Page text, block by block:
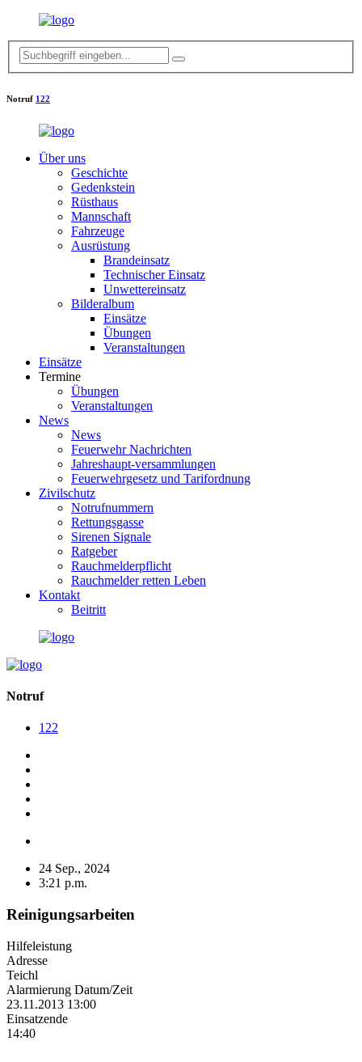
Notruf 122
Über uns
Geschichte
Gedenkstein
Rüsthaus
Mannschaft
Fahrzeuge
Ausrüstung
Brandeinsatz
Technischer Einsatz
Unwettereinsatz
Bilderalbum
Einsätze
Übungen
Veranstaltungen
Einsätze
Termine
Übungen
Veranstaltungen
News
News
Feuerwehr Nachrichten
Jahreshaupt-versammlungen
Feuerwehrgesetz und Tarifordnung
Zivilschutz
Notrufnummern
Rettungsgasse
Sirenen Signale
Ratgeber
Rauchmelderpflicht
Rauchmelder retten Leben
Kontakt
Beitritt
Notruf
122
24 Sep., 2024
3:21 p.m.
Reinigungsarbeiten
Hilfeleistung
Adresse
Teichl
Alarmierung Datum/Zeit
23.11.2013 13:00
Einsatzende
14:40